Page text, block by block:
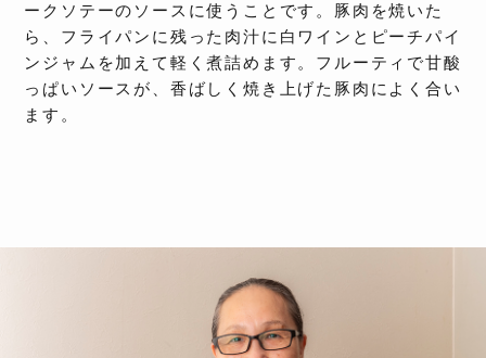
ークソテーのソースに使うことです。豚肉を焼いた
ら、フライパンに残った肉汁に白ワインとピーチパイ
ンジャムを加えて軽く煮詰めます。フルーティで甘酸
っぱいソースが、香ばしく焼き上げた豚肉によく合い
ます。